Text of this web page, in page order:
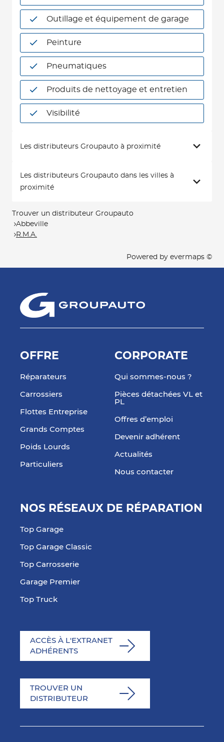
Outillage et équipement de garage
Peinture
Pneumatiques
Produits de nettoyage et entretien
Visibilité
Les distributeurs Groupauto à proximité
Les distributeurs Groupauto dans les villes à
proximité
Trouver un distributeur Groupauto
Abbeville
R.M.A.
Powered by evermaps ©
OFFRE
Réparateurs
Carrossiers
Flottes Entreprise
Grands Comptes
Poids Lourds
Particuliers
CORPORATE
Qui sommes-nous ?
Pièces détachées VL et
PL
Offres d’emploi
Devenir adhérent
Actualités
Nous contacter
NOS RÉSEAUX DE RÉPARATION
Top Garage
Top Garage Classic
Top Carrosserie
Garage Premier
Top Truck
ACCÈS À L'EXTRANET
ADHÉRENTS
TROUVER UN
DISTRIBUTEUR